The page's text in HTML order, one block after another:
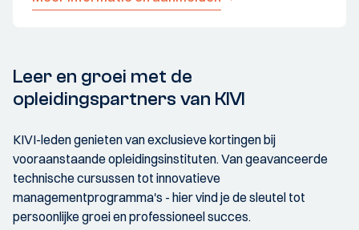
Leer en groei met de
opleidingspartners van KIVI
KIVI-leden genieten van exclusieve kortingen bij
vooraanstaande opleidingsinstituten. Van geavanceerde
technische cursussen tot innovatieve
managementprogramma's - hier vind je de sleutel tot
persoonlijke groei en professioneel succes.